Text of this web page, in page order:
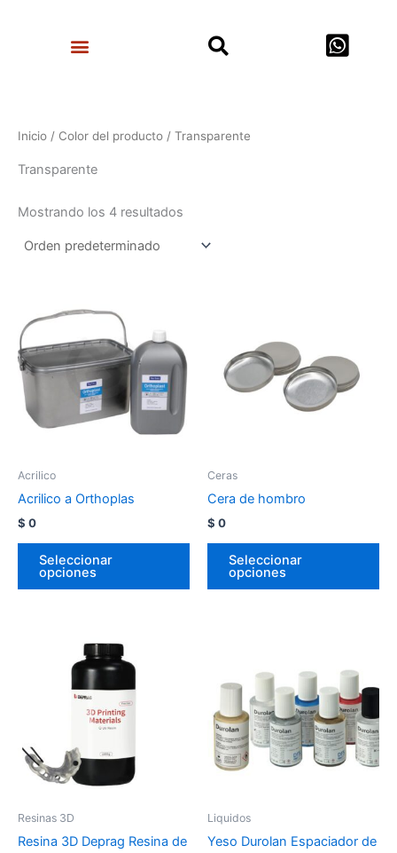
Menu Search
Inicio / Color del producto / Transparente
Transparente
Mostrando los 4 resultados
Acrilico
Acrilico a Orthoplas
$ 0
Seleccionar
opciones
Ceras
Cera de hombro
$ 0
Seleccionar
opciones
Resinas 3D
Resina 3D Deprag Resina de
Liquidos
Yeso Durolan Espaciador de